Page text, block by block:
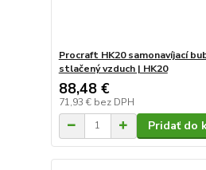
Procraft HK20 samonavíjací
stlačený vzduch | HK20
88,48 €
71,93 € bez DPH
Pridať do